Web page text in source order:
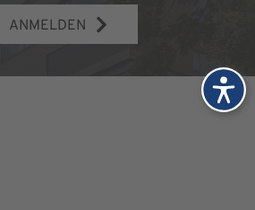
ANMELDEN